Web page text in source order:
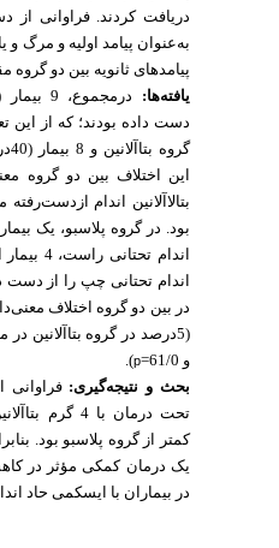
دریافت کردند. فراوانی از
به‌عنوان پیامد اولیه و مرگ و
پیامدهای ثانویه بین دو گروه
یافته‌ها:
گروه
این اختلاف بین دو گروه معنی‌دار
بتالاآلانین اندام
اندام
اندام تحتانی چپ را از دست
در بین دو گروه اختلاف
p
).
بحث و نتیجه‌گیری:فراوانیاز
تحت درمان با4 گرم بتاآلانین
کمتر از گروه پلاسبو بود.
یک درمان کمکی مؤثر در
در بیماران با ایسکمی حاد